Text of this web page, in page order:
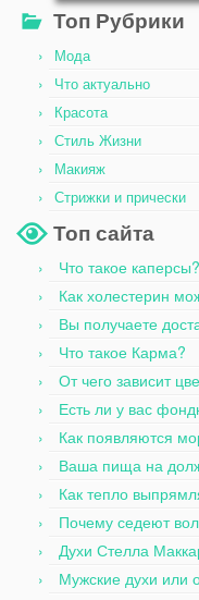
Топ Рубрики
Мода
Что актуально
Красота
Стиль Жизни
Макияж
Стрижки и прически
Топ сайта
Что такое каперсы?
Как холестерин
Вы получаете
Что такое Карма?
От чего зависит
Есть ли у вас
Как появляются
Ваша пища на
Как тепло
Почему седеют
Духи Стелла
Мужские духи или